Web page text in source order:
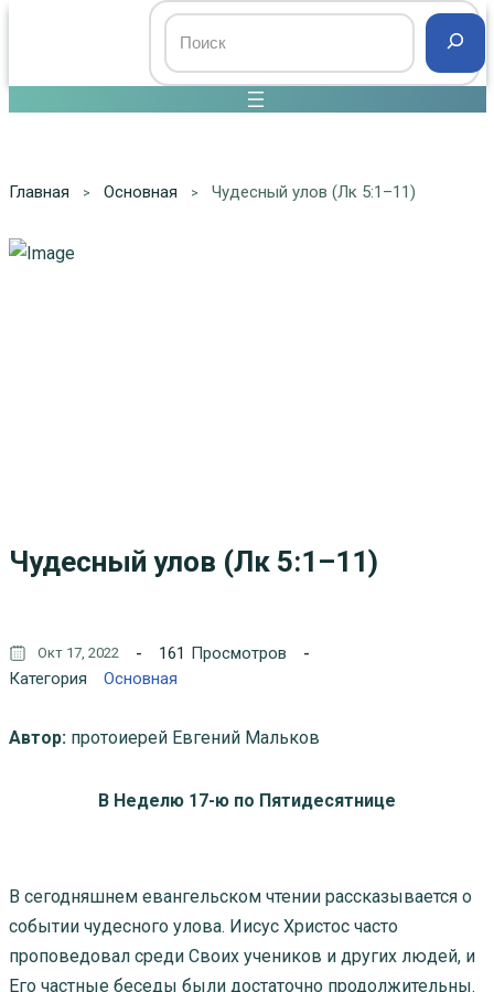
Главная Основная Чудесный улов (Лк 5:1–11)
Чудесный улов (Лк 5:1–11)
Окт 17, 2022 161 Просмотров
Категория
Основная
Автор: протоиерей Евгений Мальков
В Неделю 17-ю по Пятидесятнице
В сегодняшнем евангельском чтении рассказывается о
событии чудесного улова. Иисус Христос часто
проповедовал среди Своих учеников и других людей, и
Его частные беседы были достаточно продолжительны.